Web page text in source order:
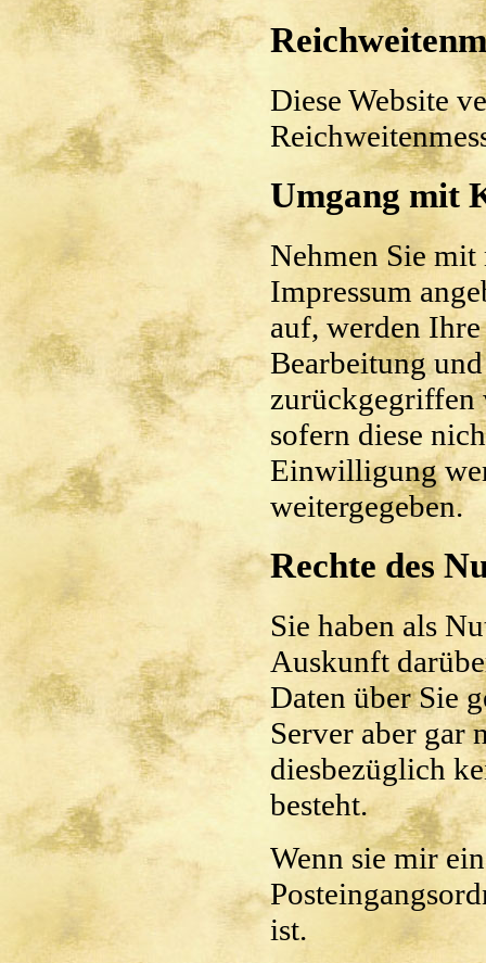
Diese Website
Umgang mit
Nehmen Sie
Impressum
auf, werden
Bearbeitung
zurückgegriffen
sofern diese
Einwilligung
weitergegeben.
Rechte des
Sie haben als
Auskunft
Daten über Sie
Server aber gar
diesbezüglich
besteht.
Wenn sie mir
ist.